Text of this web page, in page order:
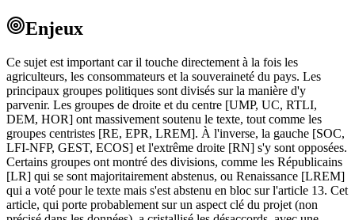
Enjeux
Ce sujet est important car il touche directement à la fois les
agriculteurs, les consommateurs et la souveraineté du pays. Les
principaux groupes politiques sont divisés sur la manière d'y
parvenir. Les groupes de droite et du centre [UMP, UC, RTLI,
DEM, HOR] ont massivement soutenu le texte, tout comme les
groupes centristes [RE, EPR, LREM]. À l'inverse, la gauche [SOC,
LFI-NFP, GEST, ECOS] et l'extrême droite [RN] s'y sont opposées.
Certains groupes ont montré des divisions, comme les Républicains
[LR] qui se sont majoritairement abstenus, ou Renaissance [LREM]
qui a voté pour le texte mais s'est abstenu en bloc sur l'article 13. Cet
article, qui porte probablement sur un aspect clé du projet (non